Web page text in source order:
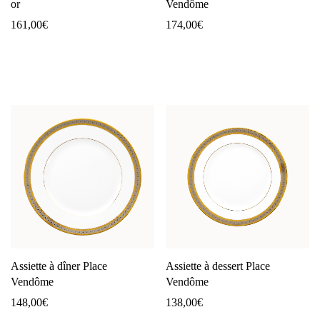
or
161,00€
Vendôme
174,00€
Assiette à dîner Place
Vendôme
148,00€
Assiette à dessert Place
Vendôme
138,00€